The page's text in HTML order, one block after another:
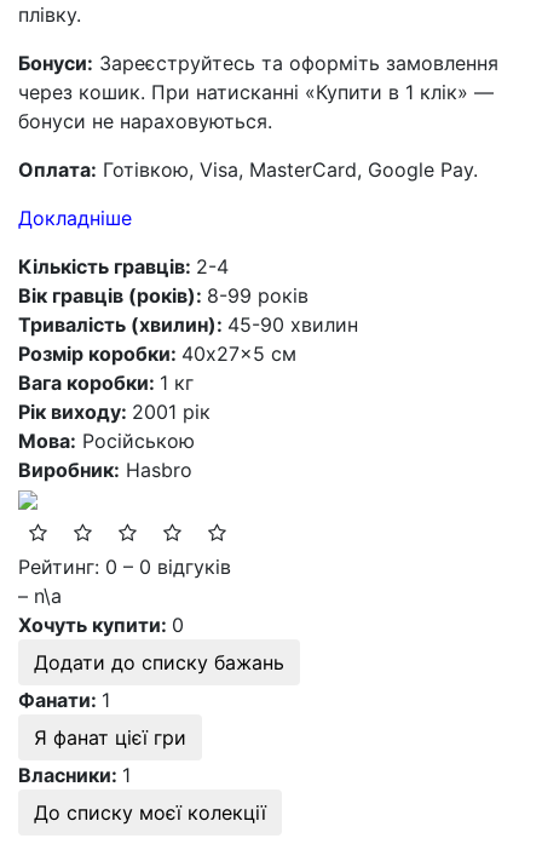
плівку.
Бонуси: Зареєструйтесь та оформіть замовлення
через кошик. При натисканні «Купити в 1 клік» —
бонуси не нараховуються.
Оплата: Готівкою, Visa, MasterCard, Google Pay.
Докладніше
Кількість гравців: 2-4
Вік гравців (років): 8-99 років
Тривалість (хвилин): 45-90 хвилин
Розмір коробки: 40x27x5 см
Вага коробки: 1 кг
Рік виходу: 2001 рік
Мова: Російською
Виробник: Hasbro
Рейтинг: 0 – 0 відгуків
– n\a
Хочуть купити: 0
Додати до списку бажань
Фанати: 1
Я фанат цієї гри
Власники: 1
До списку моєї колекції